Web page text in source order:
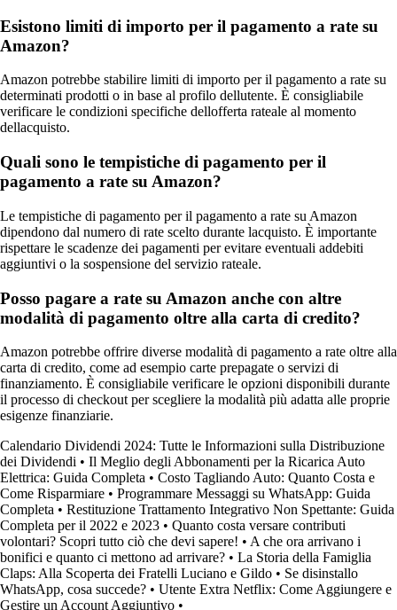
Esistono limiti di importo per il pagamento a rate su
Amazon?
Amazon potrebbe stabilire limiti di importo per il pagamento a rate su
determinati prodotti o in base al profilo dellutente. È consigliabile
verificare le condizioni specifiche dellofferta rateale al momento
dellacquisto.
Quali sono le tempistiche di pagamento per il
pagamento a rate su Amazon?
Le tempistiche di pagamento per il pagamento a rate su Amazon
dipendono dal numero di rate scelto durante lacquisto. È importante
rispettare le scadenze dei pagamenti per evitare eventuali addebiti
aggiuntivi o la sospensione del servizio rateale.
Posso pagare a rate su Amazon anche con altre
modalità di pagamento oltre alla carta di credito?
Amazon potrebbe offrire diverse modalità di pagamento a rate oltre alla
carta di credito, come ad esempio carte prepagate o servizi di
finanziamento. È consigliabile verificare le opzioni disponibili durante
il processo di checkout per scegliere la modalità più adatta alle proprie
esigenze finanziarie.
Calendario Dividendi 2024: Tutte le Informazioni sulla Distribuzione
dei Dividendi • Il Meglio degli Abbonamenti per la Ricarica Auto
Elettrica: Guida Completa • Costo Tagliando Auto: Quanto Costa e
Come Risparmiare • Programmare Messaggi su WhatsApp: Guida
Completa • Restituzione Trattamento Integrativo Non Spettante: Guida
Completa per il 2022 e 2023 • Quanto costa versare contributi
volontari? Scopri tutto ciò che devi sapere! • A che ora arrivano i
bonifici e quanto ci mettono ad arrivare? • La Storia della Famiglia
Claps: Alla Scoperta dei Fratelli Luciano e Gildo • Se disinstallo
WhatsApp, cosa succede? • Utente Extra Netflix: Come Aggiungere e
Gestire un Account Aggiuntivo •